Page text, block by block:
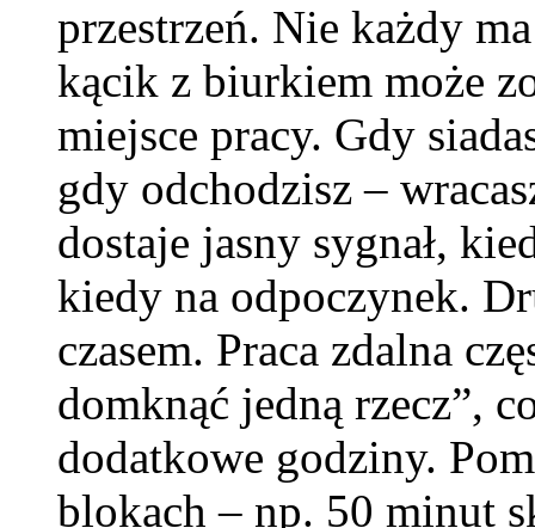
przestrzeń. Nie każdy
kącik z biurkiem może
miejsce pracy. Gdy
gdy odchodzisz –
dostaje jasny sygnał,
kiedy na odpoczynek.
czasem. Praca zdalna
domknąć jedną rzecz”,
dodatkowe godziny.
blokach – np. 50 minut